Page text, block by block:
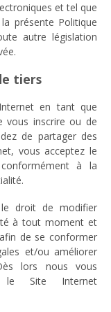
et tel que
présente Politique
autre législation
tiers
en tant que
vous inscrire ou de
de partager des
vous acceptez le
à la
droit de modifier
à tout moment et
de se conformer
et/ou améliorer
lors nous vous
le Site Internet